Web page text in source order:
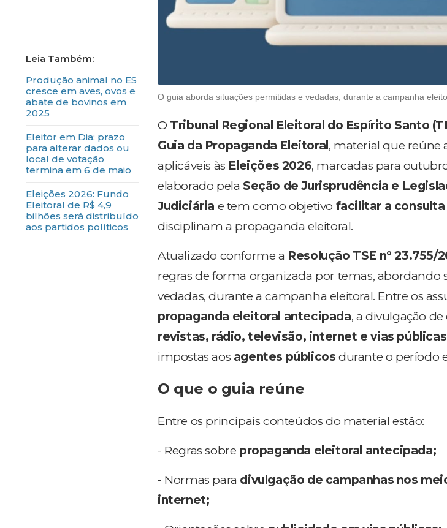
Produção animal no ES
cresce em aves, ovos e
abate de bovinos em
2025
Eleitor em Dia: prazo
para alterar dados ou
local de votação
termina em 6 de maio
Eleições 2026: Fundo
Eleitoral de R$ 4,9
bilhões será distribuído
aos partidos políticos
O guia aborda situações permitidas e vedadas, durante a campanha
O Tribunal Regional Eleitoral do Espírito Santo
Guia da Propaganda Eleitoral , material que reúne
aplicáveis às Eleições 2026, marcadas para
elaborado pela Seção de Jurisprudência e
Judiciária e tem como objetivo facilitar a consulta
disciplinam a propaganda eleitoral.
Atualizado conforme a Resolução TSE nº 23.755/
regras de forma organizada por temas, abordando
vedadas, durante a campanha eleitoral. Entre os
propaganda eleitoral antecipada, a divulgação
revistas, rádio, televisão, internet e vias públicas
impostas aos agentes públicos durante o período
O que o guia reúne
Entre os principais conteúdos do material estão:
- Regras sobre propaganda eleitoral antecipada;
- Normas para divulgação de campanhas nos
internet;